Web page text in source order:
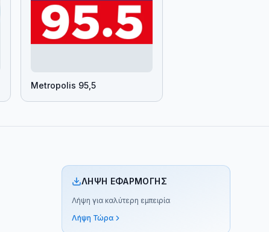
Metropolis 95,5
ΛΉΨΗ ΕΦΑΡΜΟΓΉΣ
Λήψη για καλύτερη εμπειρία
Λήψη Τώρα